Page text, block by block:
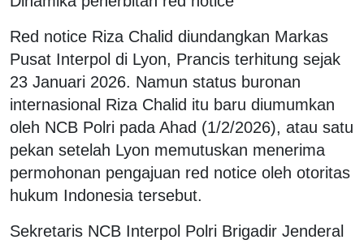
Red notice Riza Chalid diundangkan Markas
Pusat Interpol di Lyon, Prancis terhitung sejak
23 Januari 2026. Namun status buronan
internasional Riza Chalid itu baru diumumkan
oleh NCB Polri pada Ahad (1/2/2026), atau satu
pekan setelah Lyon memutuskan menerima
permohonan pengajuan red notice oleh otoritas
hukum Indonesia tersebut.
Sekretaris NCB Interpol Polri Brigadir Jenderal